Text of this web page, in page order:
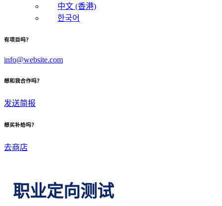
中文 (香港)
한국어
有项目吗？
info@website.com
想和我合作吗？
发送简报
想买补给吗？
去商店
职业定向测试